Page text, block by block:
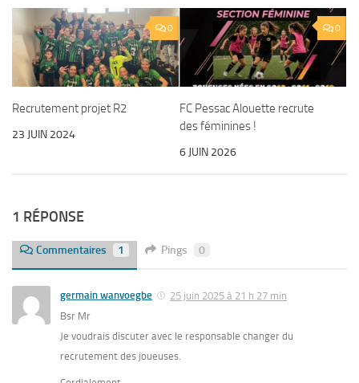
0
Recrutement projet R2
23 JUIN 2024
0
FC Pessac Alouette recrute
des féminines !
6 JUIN 2026
1 RÉPONSE
Commentaires 1 Pings 0
germain wanvoegbe
25 juin 2025 à 21 h 27 min
Bsr Mr
Je voudrais discuter avec le responsable changer du
recrutement des joueuses.